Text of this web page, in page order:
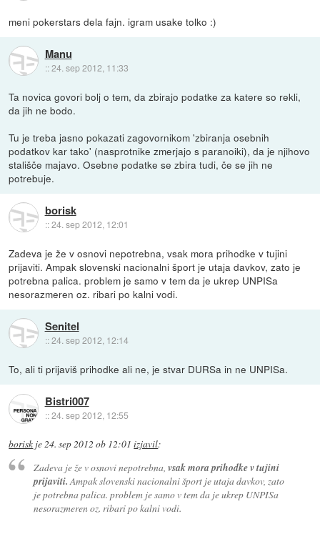
meni pokerstars dela fajn. igram usake tolko :)
Manu
::24. sep 2012, 11:33
Ta novica govori bolj o tem, da zbirajo podatke za katere so rekli,
da jih ne bodo.
Tu je treba jasno pokazati zagovornikom 'zbiranja osebnih
podatkov kar tako' (nasprotnike zmerjajo s paranoiki), da je njihovo
stališče majavo. Osebne podatke se zbira tudi, če se jih ne
potrebuje.
borisk
::24. sep 2012, 12:01
Zadeva je že v osnovi nepotrebna, vsak mora prihodke v tujini
prijaviti. Ampak slovenski nacionalni šport je utaja davkov, zato je
potrebna palica. problem je samo v tem da je ukrep UNPISa
nesorazmeren oz. ribari po kalni vodi.
Senitel
::24. sep 2012, 12:14
To, ali ti prijaviš prihodke ali ne, je stvar DURSa in ne UNPISa.
Bistri007
::24. sep 2012, 12:55
borisk je24. sep 2012 ob 12:01 izjavil:
Zadeva je že v osnovi nepotrebna, vsak mora prihodke v tujini
prijaviti.Ampak slovenski nacionalni šport je utaja davkov, zato
je potrebna palica. problem je samo v tem da je ukrep UNPISa
nesorazmeren oz. ribari po kalni vodi.